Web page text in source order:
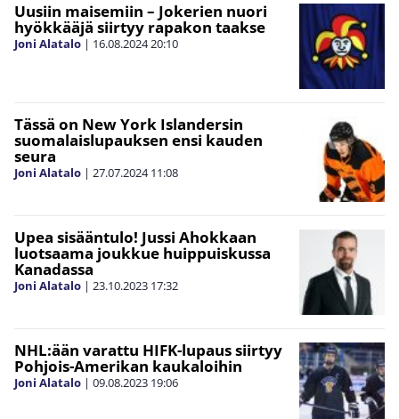
Uusiin maisemiin – Jokerien nuori
hyökkääjä siirtyy rapakon taakse
Joni Alatalo | 16.08.202420:10
Tässä on New York Islandersin
suomalaislupauksen ensi kauden
seura
Joni Alatalo | 27.07.2024 11:08
Upea sisääntulo! Jussi Ahokkaan
luotsaama joukkue huippuiskussa
Kanadassa
Joni Alatalo | 23.10.2023 17:32
NHL:ään varattu HIFK-lupaus siirtyy
Pohjois-Amerikan kaukaloihin
Joni Alatalo | 09.08.2023 19:06